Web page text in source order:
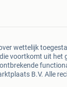
wettelijk
voortkomt uit het
B.V. Alle